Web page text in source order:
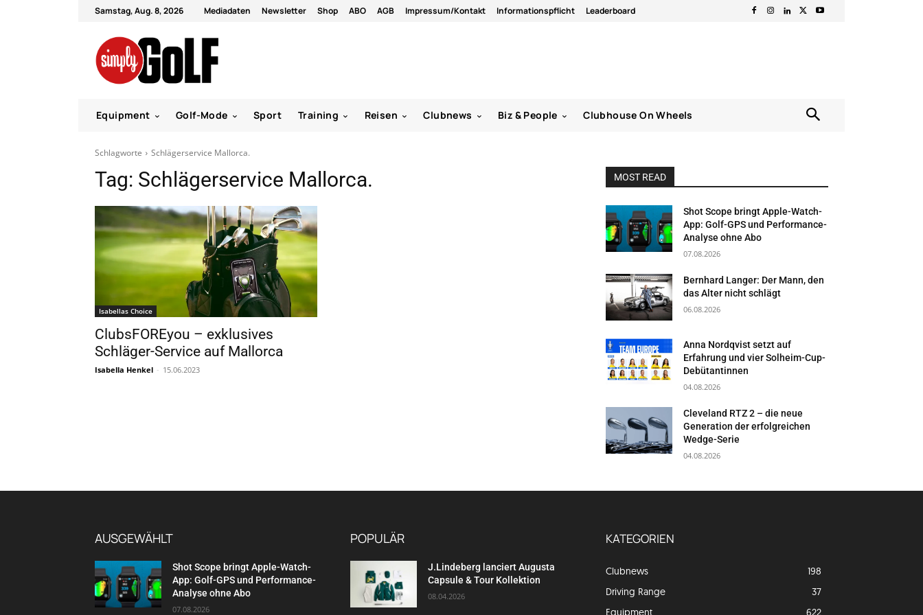
Samstag, Aug. 8, 2026 Mediadaten Newsletter Shop ABO AGB Impressum/Kontakt Informationspflicht Leaderboard
Equipment Golf-Mode Sport Training Reisen Clubnews Biz & People Clubhouse On Wheels
Schlagworte Schlägerservice Mallorca.
Tag: Schlägerservice Mallorca.
Isabellas Choice
ClubsFOREyou – exklusives
Schläger-Service auf Mallorca
Isabella Henkel - 15.06.2023
MOST READ
Shot Scope bringt Apple-Watch-
App: Golf-GPS und Performance-
Analyse ohne Abo
07.08.2026
Bernhard Langer: Der Mann, den
das Alter nicht schlägt
06.08.2026
Anna Nordqvist setzt auf
Erfahrung und vier Solheim-Cup-
Debütantinnen
04.08.2026
Cleveland RTZ 2 – die neue
Generation der erfolgreichen
Wedge-Serie
04.08.2026
AUSGEWÄHLT
Shot Scope bringt Apple-Watch-
App: Golf-GPS und Performance-
Analyse ohne Abo
07.08.2026
POPULÄR
J.Lindeberg lanciert Augusta
Capsule & Tour Kollektion
08.04.2026
KATEGORIEN
Clubnews
198
Driving Range
37
Equipment
622